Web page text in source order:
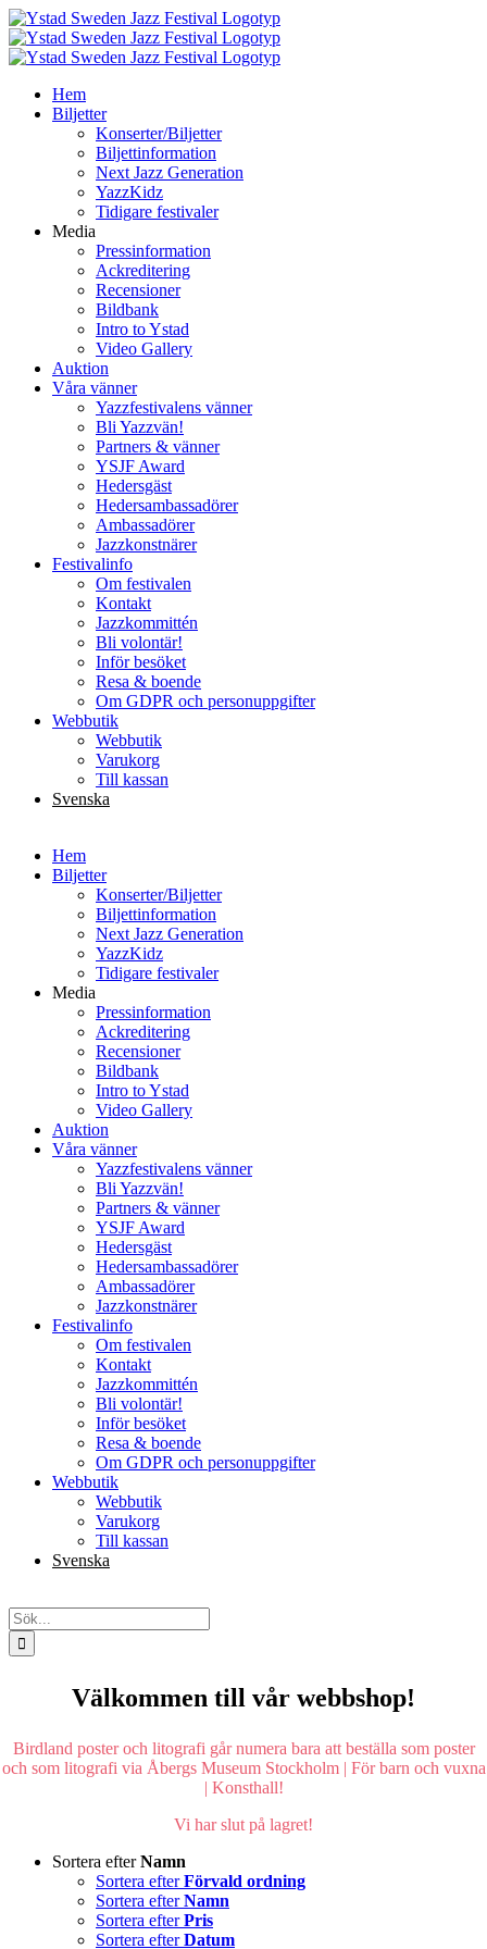
Fortsätt
till
innehållet
Hem
Biljetter
Konserter/Biljetter
Biljettinformation
Next Jazz Generation
YazzKidz
Tidigare festivaler
Media
Pressinformation
Ackreditering
Recensioner
Bildbank
Intro to Ystad
Video Gallery
Auktion
Våra vänner
Yazzfestivalens vänner
Bli Yazzvän!
Partners & vänner
YSJF Award
Hedersgäst
Hedersambassadörer
Ambassadörer
Jazzkonstnärer
Festivalinfo
Om festivalen
Kontakt
Jazzkommittén
Bli volontär!
Inför besöket
Resa & boende
Om GDPR och personuppgifter
Webbutik
Webbutik
Varukorg
Till kassan
Svenska
Hem
Biljetter
Konserter/Biljetter
Biljettinformation
Next Jazz Generation
YazzKidz
Tidigare festivaler
Media
Pressinformation
Ackreditering
Recensioner
Bildbank
Intro to Ystad
Video Gallery
Auktion
Våra vänner
Yazzfestivalens vänner
Bli Yazzvän!
Partners & vänner
YSJF Award
Hedersgäst
Hedersambassadörer
Ambassadörer
Jazzkonstnärer
Festivalinfo
Om festivalen
Kontakt
Jazzkommittén
Bli volontär!
Inför besöket
Resa & boende
Om GDPR och personuppgifter
Webbutik
Webbutik
Varukorg
Till kassan
Svenska
Sök
efter:
Välkommen till vår webbshop!
Birdland poster och litografi går numera bara att beställa som poster
och som litografi via Åbergs Museum Stockholm | För barn och vuxna
| Konsthall!
Vi har slut på lagret!
Sortera efterNamn
Sortera efterFörvald ordning
Sortera efterNamn
Sortera efterPris
Sortera efterDatum